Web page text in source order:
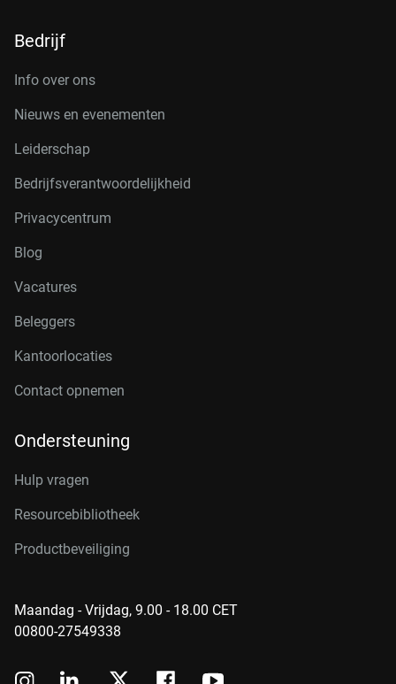
Bedrijf
Info over ons
Nieuws en evenementen
Leiderschap
Bedrijfsverantwoordelijkheid
Privacycentrum
Blog
Vacatures
Beleggers
Kantoorlocaties
Contact opnemen
Ondersteuning
Hulp vragen
Resourcebibliotheek
Productbeveiliging
Maandag - Vrijdag, 9.00 - 18.00 CET
00800-27549338